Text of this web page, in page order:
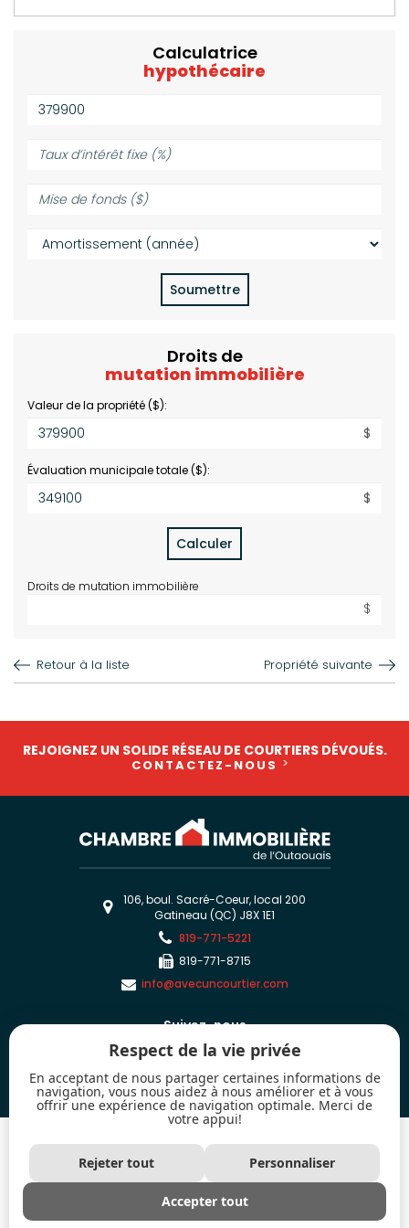
Calculatrice
hypothécaire
Valeur
de
propriété
($):
d’intérêt
(%):
de
($):
Amortissement
(année):
Soumettre
Droits de
mutation immobilière
Valeur de la propriété ($):
$
Évaluation municipale totale ($):
$
Calculer
Droits de mutation immobilière
$
Retour à la liste Propriété suivante
REJOIGNEZ UN SOLIDE RÉSEAU DE COURTIERS DÉVOUÉS.
CONTACTEZ-NOUS
106, boul. Sacré-Coeur, local 200
Gatineau (QC) J8X 1E1
819-771-5221
819-771-8715
info@avecuncourtier.com
Suivez-nous
Les marques de commerce MLS® et Multiple Listing Service® ainsi que les
logos connexes sont la propriété de l'Association canadienne de l’immeuble
(ACI) et mettent en valeur la qualité des services qu'offrent les courtiers et
Utilisées sous licence
Respect de la vie privée
En acceptant de nous partager certaines informations de
navigation, vous nous aidez à nous améliorer et à vous
offrir une expérience de navigation optimale. Merci de
votre appui!
Rejeter tout Personnaliser
Accepter tout